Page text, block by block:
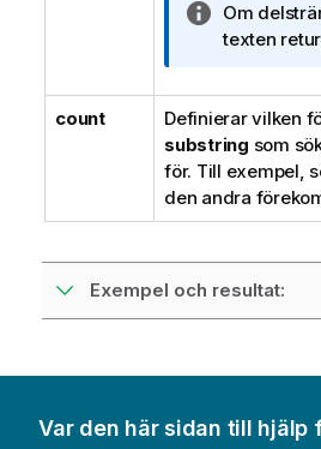
A
n
e
c
k
n
i
n
m
f
Om
texten
count
Definierar vilken
substring som
för. Till exempel,
den andra
Exempel och resultat:
Var den här sidan till hjälp